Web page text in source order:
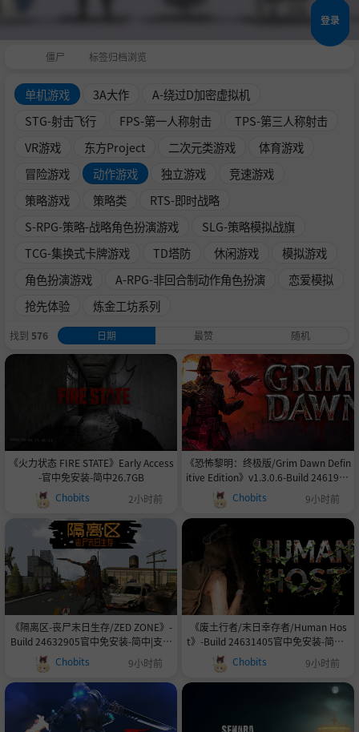
登录
僵尸 标签归档浏览
单机游戏 3A大作
A-绕过D加密虚拟机
STG-射击飞行
FPS-第一人称射击
TPS-第三人称射击
VR游戏
东方Project 二次元类游戏
体育游戏
冒险游戏
动作游戏 独立游戏
竞速游戏
策略游戏
策略类
RTS-即时战略
S-RPG-策略-战略角色扮演游戏
SLG-策略模拟战旗
TCG-集换式卡牌游戏
TD塔防 休闲游戏
模拟游戏
角色扮演游戏
A-RPG-非回合制动作角色扮演
恋爱模拟
抢先体验
炼金工坊系列
找到 576 日期 最赞 随机
《火力状态 FIRE STATE》Early Access
-官中免安装-简中26.7GB
Chobits
2小时前
《恐怖黎明：终极版/Grim Dawn Defin
itive Edition》v1.3.0.6-Build 2461987
6官中免安装-简中|支持键鼠.手柄|赠音
乐原声|多项修改器|终极难度初始存档|
高清世界地图|局域网联机教程|攻略|优
化字体乱码补丁|容量15.6GB
Chobits 9小时前
《隔离区-丧尸末日生存/ZED ZONE》-
Build 24632905官中免安装-简中|支持
键鼠|容量1.7GB
Chobits 9小时前
《废土行者/末日幸存者/Human Hos
t》-Build 24631405官中免安装-简中4
8.6GB
Chobits 9小时前